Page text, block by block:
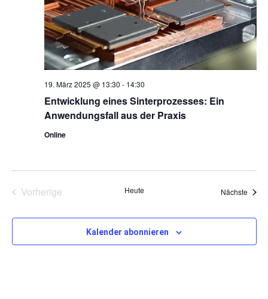
Entwicklung eines Sinterprozesses: Ein
Anwendungsfall aus der Praxis
19. März 2025 @ 13:30 - 14:30
Online
VorherigeVeranstaltungenHeute Nächste
Kalender abonnieren